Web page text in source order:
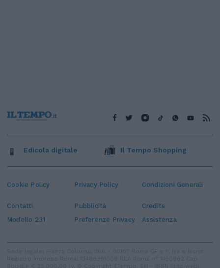
Cookie Policy Privacy Policy Condizioni Generali
Contatti Pubblicità
Credits
Modello 231
Preferenze Privacy Assistenza
Edicola digitale Il Tempo Shopping